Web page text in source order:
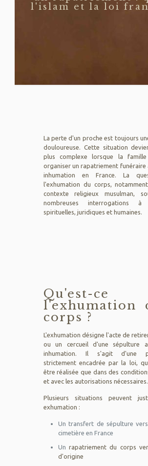
l'islam et la loi
La perte d'un proche est toujours
douloureuse. Cette situation
plus complexe lorsque la famille
organiser un rapatriement funéraire
inhumation en France. La
l'exhumation du corps,
contexte religieux musulman,
nombreuses interrogations
spirituelles, juridiques et humaines.
Qu'est-ce
l'exhumation
corps ?
L'exhumation désigne l'acte de
ou un cercueil d'une sépulture
inhumation. Il s'agit d'une
strictement encadrée par la loi,
être réalisée que dans des
et avec les autorisations nécessaires.
Plusieurs situations peuvent
exhumation :
Un transfert de sépulture
cimetière en France
Un rapatriement du corps
d'origine